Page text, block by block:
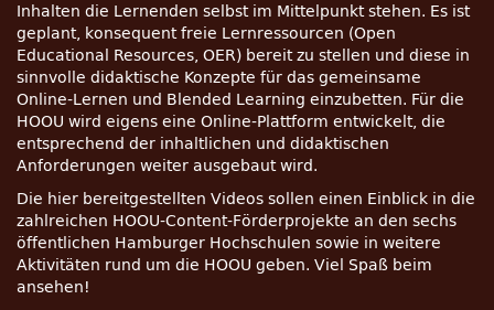
Inhalten die Lernenden selbst im Mittelpunkt stehen. Es ist
geplant, konsequent freie Lernressourcen (Open
Educational Resources, OER) bereit zu stellen und diese in
sinnvolle didaktische Konzepte für das gemeinsame
Online-Lernen und Blended Learning einzubetten. Für die
HOOU wird eigens eine Online-Plattform entwickelt, die
entsprechend der inhaltlichen und didaktischen
Anforderungen weiter ausgebaut wird.
Die hier bereitgestellten Videos sollen einen Einblick in die
zahlreichen HOOU-Content-Förderprojekte an den sechs
öffentlichen Hamburger Hochschulen sowie in weitere
Aktivitäten rund um die HOOU geben. Viel Spaß beim
ansehen!